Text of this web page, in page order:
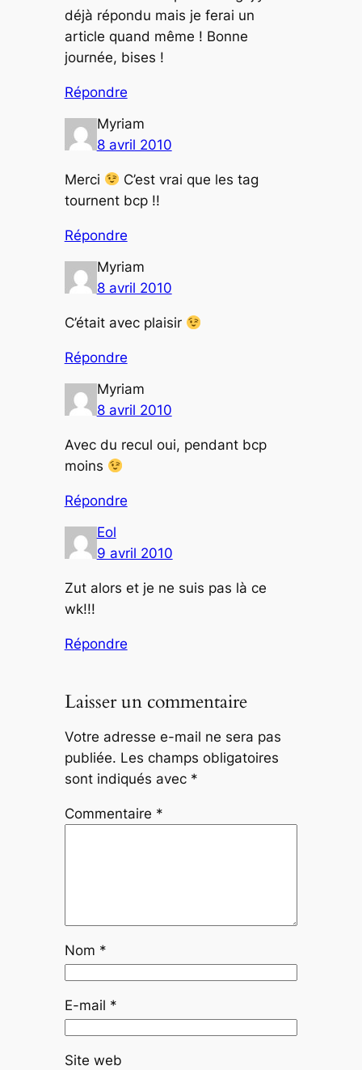
déjà répondu mais je ferai un
article quand même ! Bonne
journée, bises !
Répondre
Myriam
8 avril 2010
Merci
C’est vrai que les tag
tournent bcp !!
Répondre
Myriam
8 avril 2010
C’était avec plaisir
Répondre
Myriam
8 avril 2010
Avec du recul oui, pendant bcp
moins
Répondre
Eol
9 avril 2010
Zut alors et je ne suis pas là ce
wk!!!
Répondre
Laisser un commentaire
Votre adresse e-mail ne sera pas
publiée. Les champs obligatoires
sont indiqués avec *
Commentaire *
Nom *
E-mail *
Site web